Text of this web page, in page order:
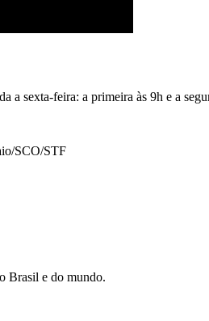
a sexta-feira: a primeira às 9h e a
SCO/STF
Brasil e do mundo.